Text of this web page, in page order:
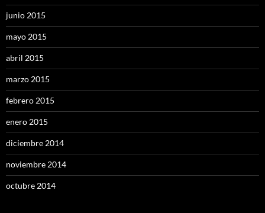
junio 2015
mayo 2015
abril 2015
marzo 2015
febrero 2015
enero 2015
diciembre 2014
noviembre 2014
octubre 2014